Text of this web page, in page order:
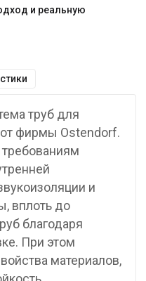
и реальную
труб для
от фирмы Ostendorf.
и
вплоть до
благодаря
При этом
материалов,